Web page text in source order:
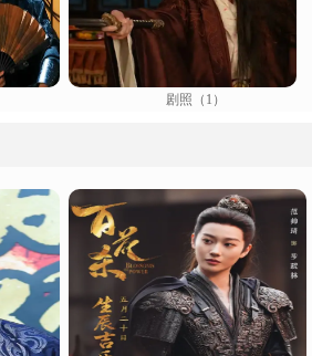
剧照（1）